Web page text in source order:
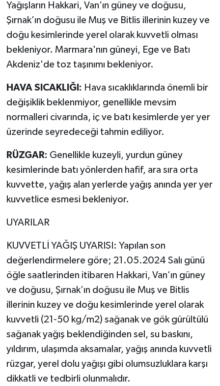
Yağışların Hakkari, Van’ın güney ve doğusu,
Şırnak’ın doğusu ile Muş ve Bitlis illerinin kuzey ve
doğu kesimlerinde yerel olarak kuvvetli olması
bekleniyor. Marmara'nın güneyi, Ege ve Batı
Akdeniz'de toz taşınımı bekleniyor.
HAVA SICAKLIĞI: Hava sıcaklıklarında önemli bir
değişiklik beklenmiyor, genellikle mevsim
normalleri civarında, iç ve batı kesimlerde yer yer
üzerinde seyredeceği tahmin ediliyor.
RÜZGAR: Genellikle kuzeyli, yurdun güney
kesimlerinde batı yönlerden hafif, ara sıra orta
kuvvette, yağış alan yerlerde yağış anında yer yer
kuvvetlice esmesi bekleniyor.
UYARILAR
KUVVETLİ YAĞIŞ UYARISI: Yapılan son
değerlendirmelere göre; 21.05.2024 Salı günü
öğle saatlerinden itibaren Hakkari, Van’ın güney
ve doğusu, Şırnak’ın doğusu ile Muş ve Bitlis
illerinin kuzey ve doğu kesimlerinde yerel olarak
kuvvetli (21-50 kg/m2) sağanak ve gök gürültülü
sağanak yağış beklendiğinden sel, su baskını,
yıldırım, ulaşımda aksamalar, yağış anında kuvvetli
rüzgar, yerel dolu yağışı gibi olumsuzluklara karşı
dikkatli ve tedbirli olunmalıdır.